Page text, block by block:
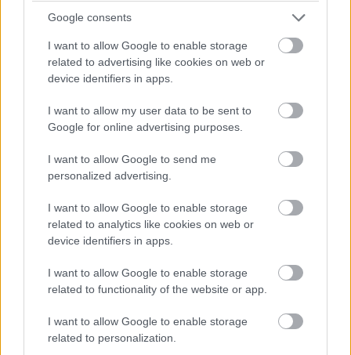
Google consents
I want to allow Google to enable storage
related to advertising like cookies on web or
device identifiers in apps.
I want to allow my user data to be sent to
Google for online advertising purposes.
I want to allow Google to send me
personalized advertising.
I want to allow Google to enable storage
related to analytics like cookies on web or
device identifiers in apps.
I want to allow Google to enable storage
related to functionality of the website or app.
I want to allow Google to enable storage
related to personalization.
Pulzusméréssel segíti a biztonságos mozgást az új
balatoni kardioösvény (X)
Balatonalmádiban.
#ios 27 #apple
Kínai hátterű kampány
piszkálhatta fel az amerikai AI-